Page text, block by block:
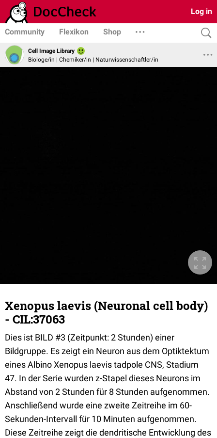
Log in
Community Flexikon Shop
Cell Image Library
Biologe/in | Chemiker/in | Naturwissenschaftler/in
Xenopus laevis (Neuronal cell body)
- CIL:37063
Dies ist BILD #3 (Zeitpunkt: 2 Stunden) einer
Bildgruppe. Es zeigt ein Neuron aus dem Optiktektum
eines Albino Xenopus laevis tadpole CNS, Stadium
47. In der Serie wurden z-Stapel dieses Neurons im
Abstand von 2 Stunden für 8 Stunden aufgenommen.
Anschließend wurde eine zweite Zeitreihe im 60-
Sekunden-Intervall für 10 Minuten aufgenommen.
Diese Zeitreihe zeigt die dendritische Entwicklung des